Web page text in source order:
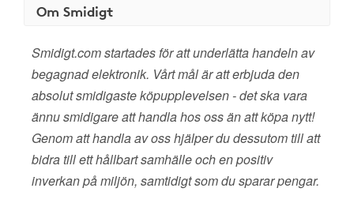
Om Smidigt
Smidigt.com startades för att underlätta handeln av
begagnad elektronik. Vårt mål är att erbjuda den
absolut smidigaste köpupplevelsen - det ska vara
ännu smidigare att handla hos oss än att köpa nytt!
Genom att handla av oss hjälper du dessutom till att
bidra till ett hållbart samhälle och en positiv
inverkan på miljön, samtidigt som du sparar pengar.